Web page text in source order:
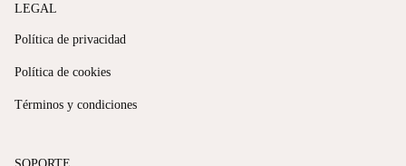
LEGAL
Política de privacidad
Política de cookies
Términos y condiciones